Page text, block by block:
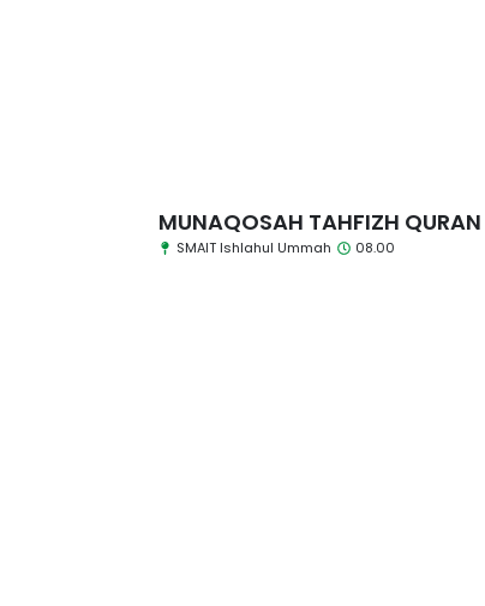
MUNAQOSAH TAHFIZH QURAN
SMAIT Ishlahul Ummah 08.00